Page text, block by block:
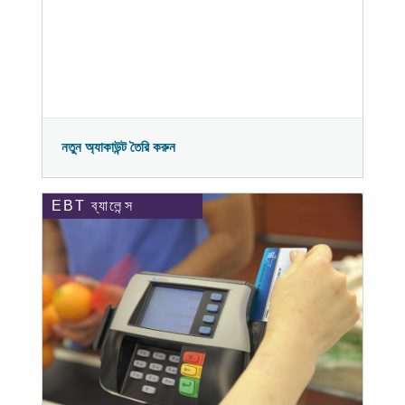
নতুন অ্যাকাউন্ট তৈরি করুন
EBT ব্যালেন্স